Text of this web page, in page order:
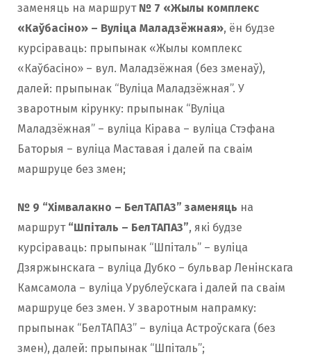
заменяць на маршрут№ 7 «Жылы комплекс
«Каўбасіно» – Вуліца Маладзёжная», ён будзе
курсіраваць: прыпынак «Жылы комплекс
«Каўбасіно» – вул. Маладзёжная (без зменаў),
далей: прыпынак “Вуліца Маладзёжная”. У
зваротным кірунку: прыпынак “Вуліца
Маладзёжная” – вуліца Кірава – вуліца Стэфана
Баторыя – вуліца Маставая і далей па сваім
маршруце без змен;
№ 9 “Хімвалакно – БелТАПАЗ” заменяць на
маршрут “Шпіталь – БелТАПАЗ”, які будзе
курсіраваць: прыпынак “Шпіталь” – вуліца
Дзяржынскага – вуліца Дубко – бульвар Ленінскага
Камсамола – вуліца Урублеўскага і далей па сваім
маршруце без змен. У зваротным напрамку:
прыпынак “БелТАПАЗ” – вуліца Астроўскага (без
змен), далей: прыпынак “Шпіталь”;